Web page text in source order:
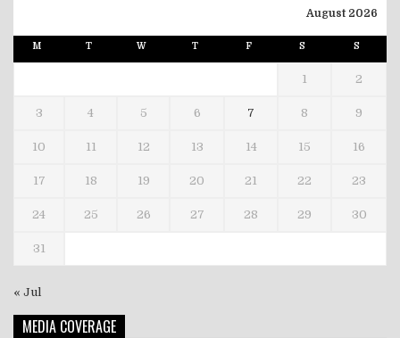
August 2026
M T W T F S S
1 2
3 4 5 6 7 8 9
10 11 12 13 14 15 16
17 18 19 20 21 22 23
24 25 26 27 28 29 30
31
« Jul
MEDIA COVERAGE